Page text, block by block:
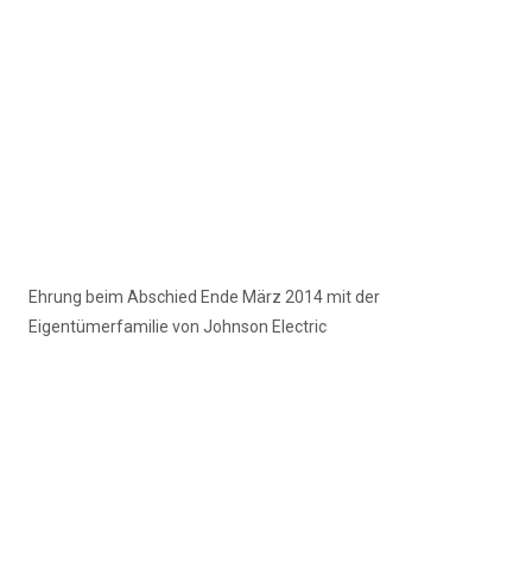
Ehrung beim Abschied Ende März 2014 mit der
Eigentümerfamilie von Johnson Electric